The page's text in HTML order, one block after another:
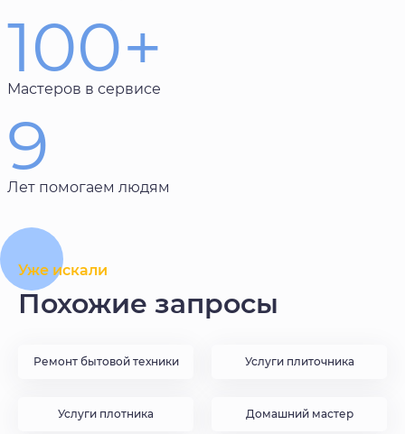
100+
Мастеров в сервисе
9
Лет помогаем людям
Уже искали
Похожие запросы
Ремонт бытовой техники Услуги плиточника
Услуги плотника Домашний мастер